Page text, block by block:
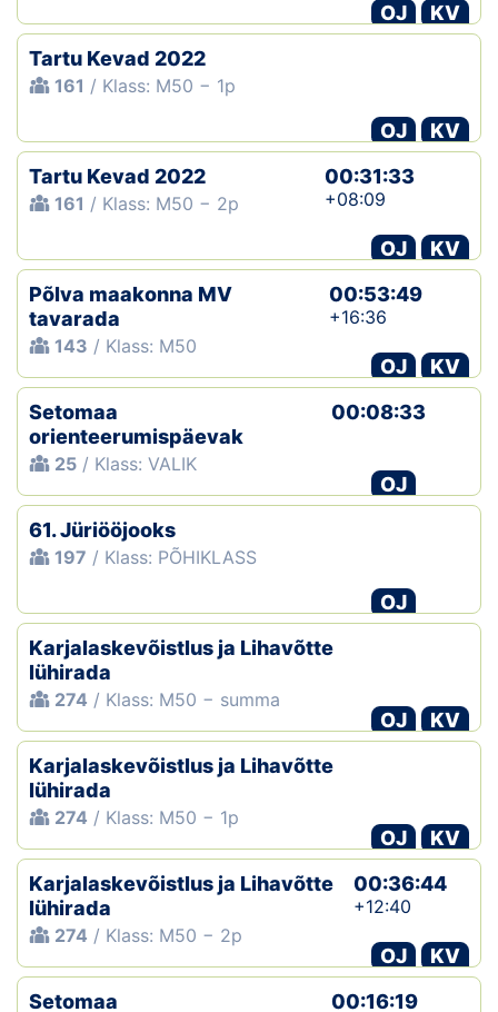
OJ
KV
Tartu Kevad 2022
161 / Klass: M50 − 1p
OJ
KV
Tartu Kevad 2022
161 / Klass: M50 − 2p
00:31:33
+08:09
OJ
KV
Põlva maakonna MV
tavarada
143 / Klass: M50
00:53:49
+16:36
OJ
KV
Setomaa
orienteerumispäevak
25 / Klass: VALIK
00:08:33
OJ
61. Jüriööjooks
197 / Klass: PÕHIKLASS
OJ
Karjalaskevõistlus ja Lihavõtte
lühirada
274 / Klass: M50 − summa
OJ
KV
Karjalaskevõistlus ja Lihavõtte
lühirada
274 / Klass: M50 − 1p
OJ
KV
Karjalaskevõistlus ja Lihavõtte
lühirada
274 / Klass: M50 − 2p
00:36:44
+12:40
OJ
KV
Setomaa
00:16:19